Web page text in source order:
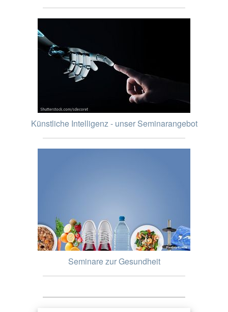
Künstliche Intelligenz - unser Seminarangebot
Seminare zur Gesundheit